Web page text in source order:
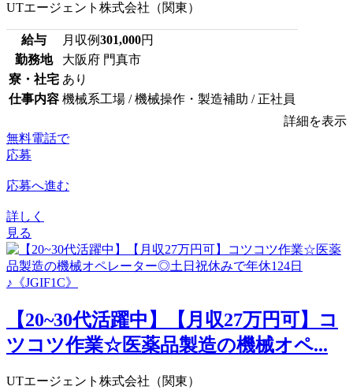
UTエージェント株式会社（関東）
給与 月収例301,000円
勤務地
大阪府 門真市
寮・社宅 あり
仕事内容 機械系工場 / 機械操作・製造補助 / 正社員
詳細を表示
無料電話で
応募
応募へ進む
詳しく
見る
【20~30代活躍中】【月収27万円可】コ
ツコツ作業☆医薬品製造の機械オペ...
UTエージェント株式会社（関東）